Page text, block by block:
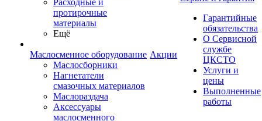
Расходные и
протирочные
материалы
Ещё
Маслосменное оборудование
Маслосборники
Нагнетатели
смазочных материалов
Маслораздача
Аксессуары
маслосменного
Акции
Гарантийные
обязательства
О Сервисной
службе
ЦКСТО
Услуги и
цены
Выполненные
работы